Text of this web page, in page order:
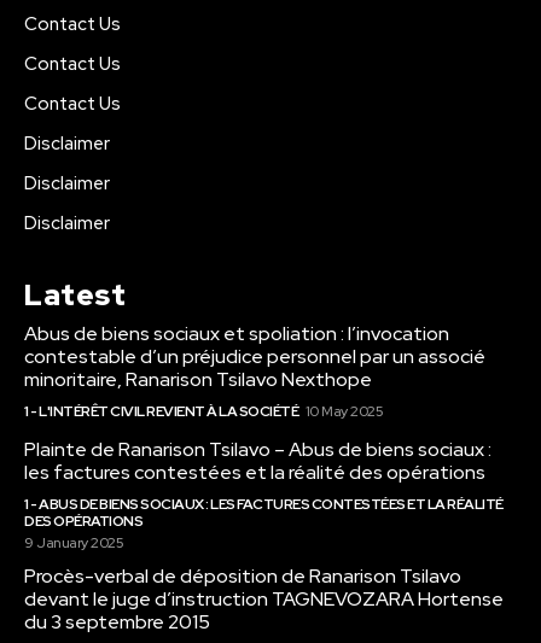
Contact Us
Contact Us
Contact Us
Disclaimer
Disclaimer
Disclaimer
Latest
Abus de biens sociaux et spoliation : l’invocation
contestable d’un préjudice personnel par un associé
minoritaire, Ranarison Tsilavo Nexthope
1 - L'INTÉRÊT CIVIL REVIENT À LA SOCIÉTÉ 10 May 2025
Plainte de Ranarison Tsilavo – Abus de biens sociaux :
les factures contestées et la réalité des opérations
1 - ABUS DE BIENS SOCIAUX : LES FACTURES CONTESTÉES ET LA RÉALITÉ
DES OPÉRATIONS
9 January 2025
Procès-verbal de déposition de Ranarison Tsilavo
devant le juge d’instruction TAGNEVOZARA Hortense
du 3 septembre 2015